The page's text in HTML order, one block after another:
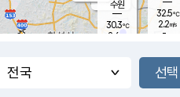
-mm
mm
32.5℃
2.2m/s
-
수원
30.3℃
2.6 m/s